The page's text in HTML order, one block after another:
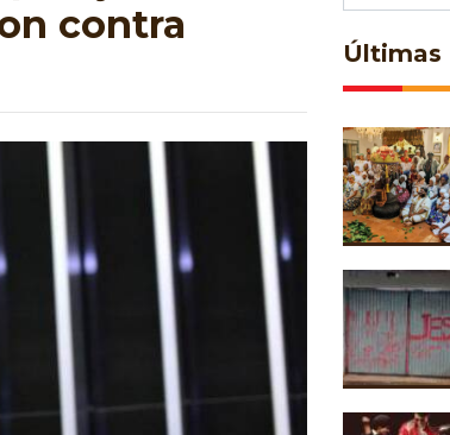
contra
Últimas